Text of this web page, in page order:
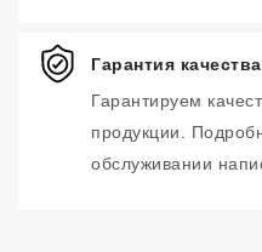
Гарантия качества
Гарантируем
продукции.
обслуживании